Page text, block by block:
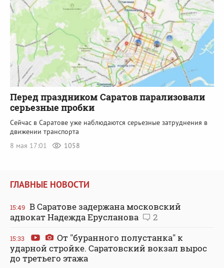
Перед праздником Саратов парализовали
серьезные пробки
Сейчас в Саратове уже наблюдаются серьезные затруднения в
движении транспорта
8 мая 17:01
1058
ГЛАВНЫЕ НОВОСТИ
15:49 В Саратове задержана московский
адвокат Надежда Ерусланова
2
15:33
От "буранного полустанка" к
ударной стройке. Саратовский вокзал вырос
до третьего этажа